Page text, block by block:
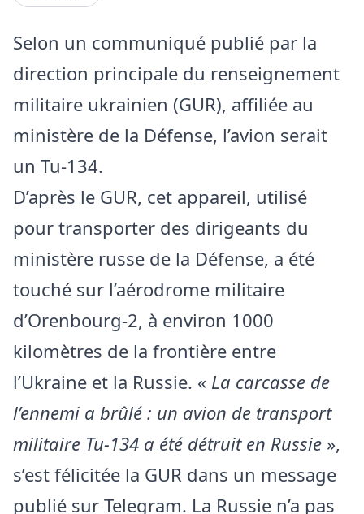
Selon un communiqué publié par la
direction principale du renseignement
militaire ukrainien (GUR), affiliée au
ministère de la Défense, l’avion serait
un Tu-134.
D’après le GUR, cet appareil, utilisé
pour transporter des dirigeants du
ministère russe de la Défense, a été
touché sur l’aérodrome militaire
d’Orenbourg-2, à environ 1000
kilomètres de la frontière entre
l’Ukraine et la Russie. « La carcasse de
l’ennemi a brûlé : un avion de transport
militaire Tu-134 a été détruit en Russie »,
s’est félicitée la GUR dans un message
publié sur Telegram. La Russie n’a pas